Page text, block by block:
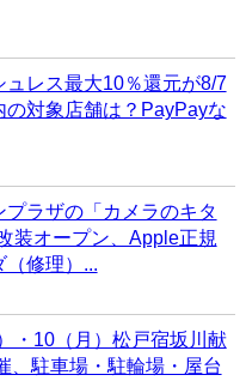
ュレス最大10％還元が8/7
の対象店舗は？PayPayな
プラザの「カメラのキタ
装オープン、Apple正規
（修理）...
・10（月）松戸宿坂川献
、駐車場・駐輪場・屋台